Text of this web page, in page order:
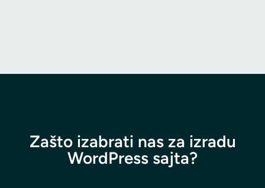
Zašto izabrati nas za izradu
WordPress sajta?